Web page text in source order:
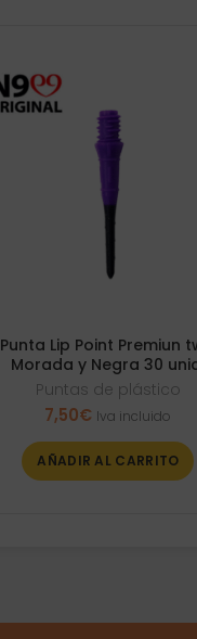
Punta Lip Point Premiun
Morada y Negra 30
Puntas de plástico
7,50€ Iva incluido
AÑADIR AL CARRITO